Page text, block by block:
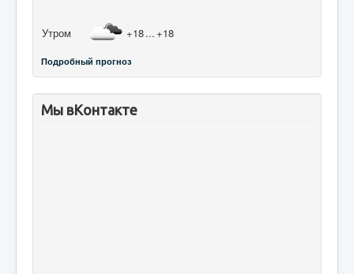
Утром +18... +18
Подробный прогноз
Мы вКонтакте